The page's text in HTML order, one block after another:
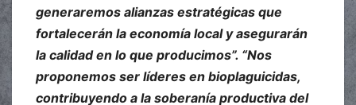
generaremos alianzas estratégicas que
fortalecerán la economía local y asegurarán
la calidad en lo que producimos”. “Nos
proponemos ser líderes en bioplaguicidas,
contribuyendo a la soberanía productiva del